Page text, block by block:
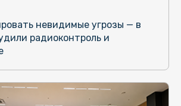
невидимые угрозы — в
радиоконтроль и